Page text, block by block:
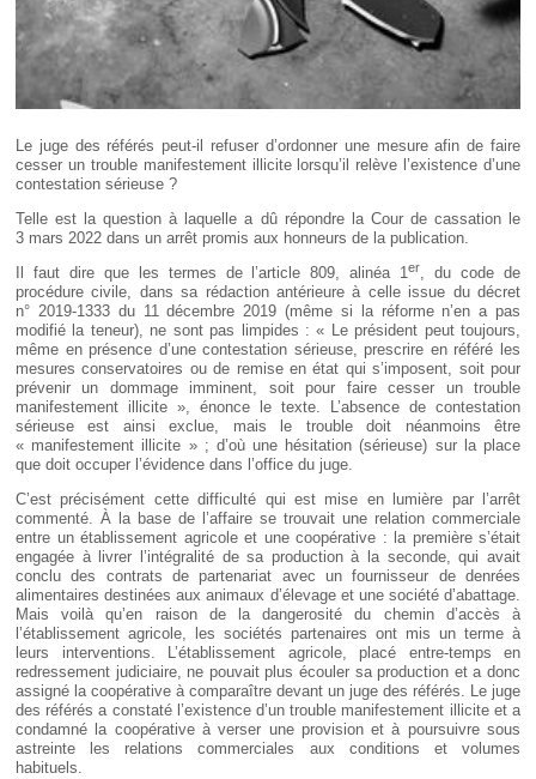
Le juge des référés peut-il refuser d’ordonner une mesure afin de faire
cesser un trouble manifestement illicite lorsqu’il relève l’existence d’une
contestation sérieuse ?
Telle est la question à laquelle a dû répondre la Cour de cassation le
3 mars 2022 dans un arrêt promis aux honneurs de la publication.
Il faut dire que les termes de l’article 809, alinéa 1er, du code de
procédure civile, dans sa rédaction antérieure à celle issue du décret
n° 2019-1333 du 11 décembre 2019 (même si la réforme n’en a pas
modifié la teneur), ne sont pas limpides : « Le président peut toujours,
même en présence d’une contestation sérieuse, prescrire en référé les
mesures conservatoires ou de remise en état qui s’imposent, soit pour
prévenir un dommage imminent, soit pour faire cesser un trouble
manifestement illicite », énonce le texte. L’absence de contestation
sérieuse est ainsi exclue, mais le trouble doit néanmoins être
« manifestement illicite » ; d’où une hésitation (sérieuse) sur la place
que doit occuper l’évidence dans l’office du juge.
C’est précisément cette difficulté qui est mise en lumière par l’arrêt
commenté. À la base de l’affaire se trouvait une relation commerciale
entre un établissement agricole et une coopérative : la première s’était
engagée à livrer l’intégralité de sa production à la seconde, qui avait
conclu des contrats de partenariat avec un fournisseur de denrées
alimentaires destinées aux animaux d’élevage et une société d’abattage.
Mais voilà qu’en raison de la dangerosité du chemin d’accès à
l’établissement agricole, les sociétés partenaires ont mis un terme à
leurs interventions. L’établissement agricole, placé entre-temps en
redressement judiciaire, ne pouvait plus écouler sa production et a donc
assigné la coopérative à comparaître devant un juge des référés. Le juge
des référés a constaté l’existence d’un trouble manifestement illicite et a
condamné la coopérative à verser une provision et à poursuivre sous
astreinte les relations commerciales aux conditions et volumes
habituels.